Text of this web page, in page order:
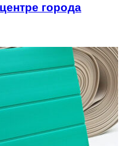
города